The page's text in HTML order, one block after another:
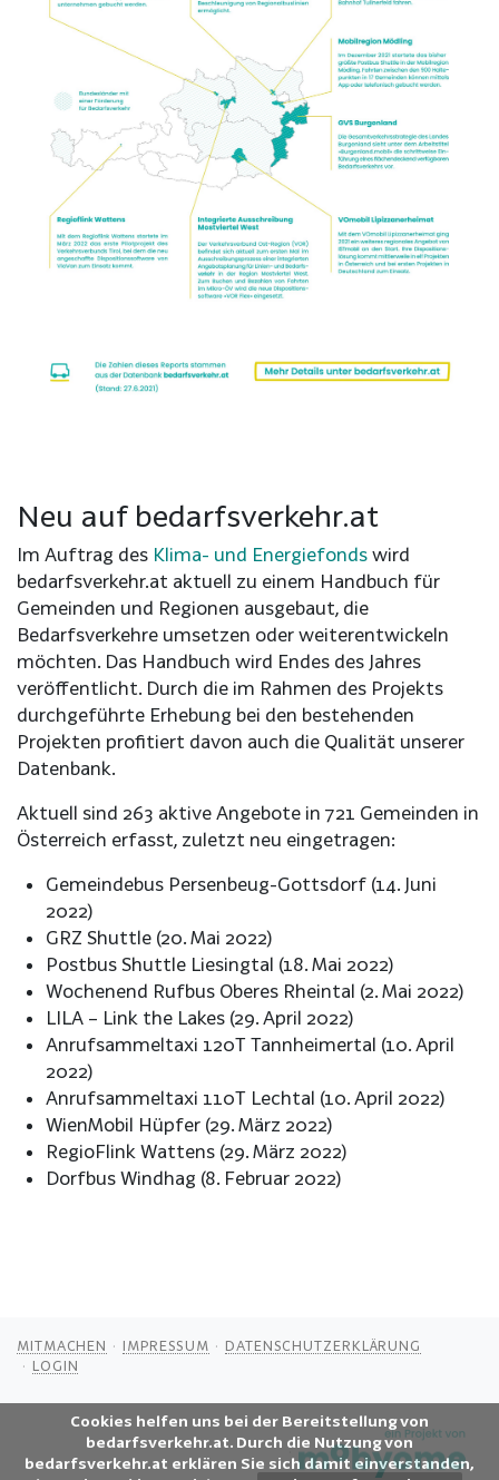
Cookies helfen uns bei der Bereitstellung von
bedarfsverkehr.at. Durch die Nutzung von
bedarfsverkehr.at erklären Sie sich damit einverstanden,
Neu auf bedarfsverkehr.at
Im Auftrag des Klima- und Energiefonds wird
bedarfsverkehr.at aktuell zu einem Handbuch für
Gemeinden und Regionen ausgebaut, die
Bedarfsverkehre umsetzen oder weiterentwickeln
möchten. Das Handbuch wird Endes des Jahres
veröffentlicht. Durch die im Rahmen des Projekts
durchgeführte Erhebung bei den bestehenden
Projekten profitiert davon auch die Qualität unserer
Datenbank.
Aktuell sind 263 aktive Angebote in 721 Gemeinden in
Österreich erfasst, zuletzt neu eingetragen:
Gemeindebus Persenbeug-Gottsdorf (14. Juni
2022)
GRZ Shuttle (20. Mai 2022)
Postbus Shuttle Liesingtal (18. Mai 2022)
Wochenend Rufbus Oberes Rheintal (2. Mai 2022)
LILA – Link the Lakes (29. April 2022)
Anrufsammeltaxi 120T Tannheimertal (10. April
2022)
Anrufsammeltaxi 110T Lechtal (10. April 2022)
WienMobil Hüpfer (29. März 2022)
RegioFlink Wattens (29. März 2022)
Dorfbus Windhag (8. Februar 2022)
MITMACHEN IMPRESSUM
DATENSCHUTZERKLÄRUNG
LOGIN